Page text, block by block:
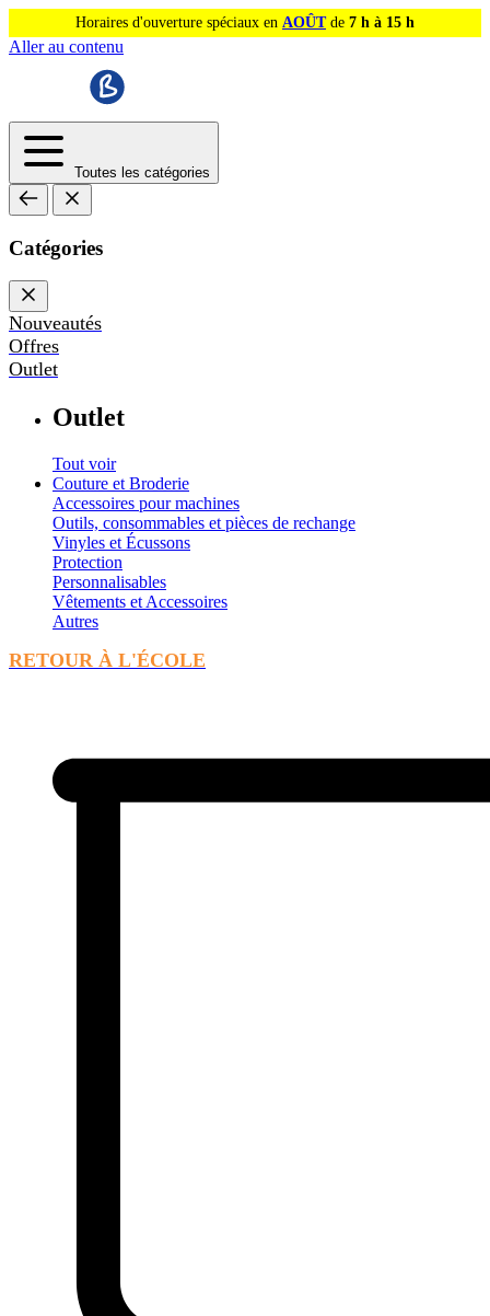
Horaires d'ouverture spéciaux en AOÛTde 7 h à 15 h
Aller au contenu
Toutes les catégories
Catégories
Nouveautés
Offres
Outlet
Outlet
Tout voir
Couture et Broderie
Accessoires pour machines
Outils, consommables et pièces de rechange
Vinyles et Écussons
Protection
Personnalisables
Vêtements et Accessoires
Autres
RETOUR À L'ÉCOLE